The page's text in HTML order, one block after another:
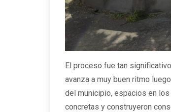
El proceso fue tan
avanza a muy buen ritmo
del municipio, espacios en
concretas y construyeron